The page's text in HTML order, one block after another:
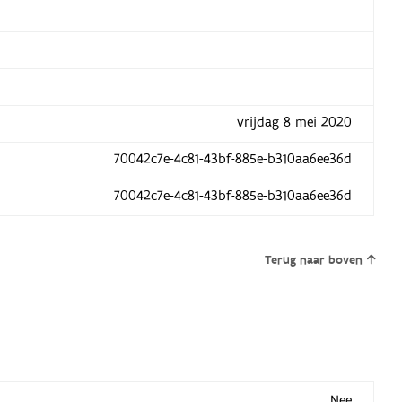
vrijdag 8 mei 2020
70042c7e-4c81-43bf-885e-b310aa6ee36d
70042c7e-4c81-43bf-885e-b310aa6ee36d
Terug naar boven